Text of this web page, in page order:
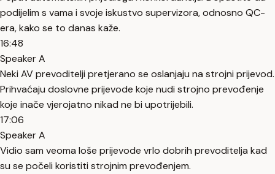
podijelim s vama i svoje iskustvo supervizora, odnosno QC-
era, kako se to danas kaže.
16:48
Speaker A
Neki AV prevoditelji pretjerano se oslanjaju na strojni prijevod.
Prihvaćaju doslovne prijevode koje nudi strojno prevođenje
koje inače vjerojatno nikad ne bi upotrijebili.
17:06
Speaker A
Vidio sam veoma loše prijevode vrlo dobrih prevoditelja kad
su se počeli koristiti strojnim prevođenjem.